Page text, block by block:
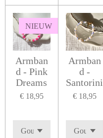
NIEUW
Armban
d - Pink
Dreams
€ 18,95
Armban
d -
Santorini
€ 18,95